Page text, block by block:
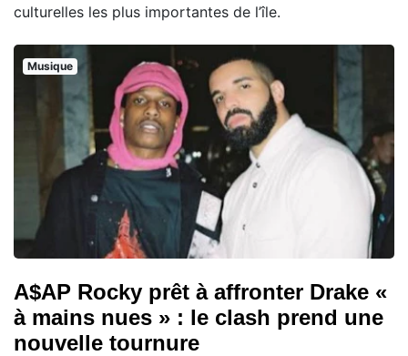
culturelles les plus importantes de l’île.
Musique
A$AP Rocky prêt à affronter Drake «
à mains nues » : le clash prend une
nouvelle tournure